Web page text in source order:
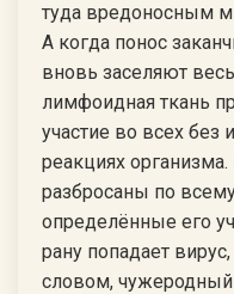
туда вредоносным
А когда понос
вновь заселяют
лимфоидная ткань
участие во всех
реакциях
разбросаны по
определённые его
рану попадает
словом, чужеродный